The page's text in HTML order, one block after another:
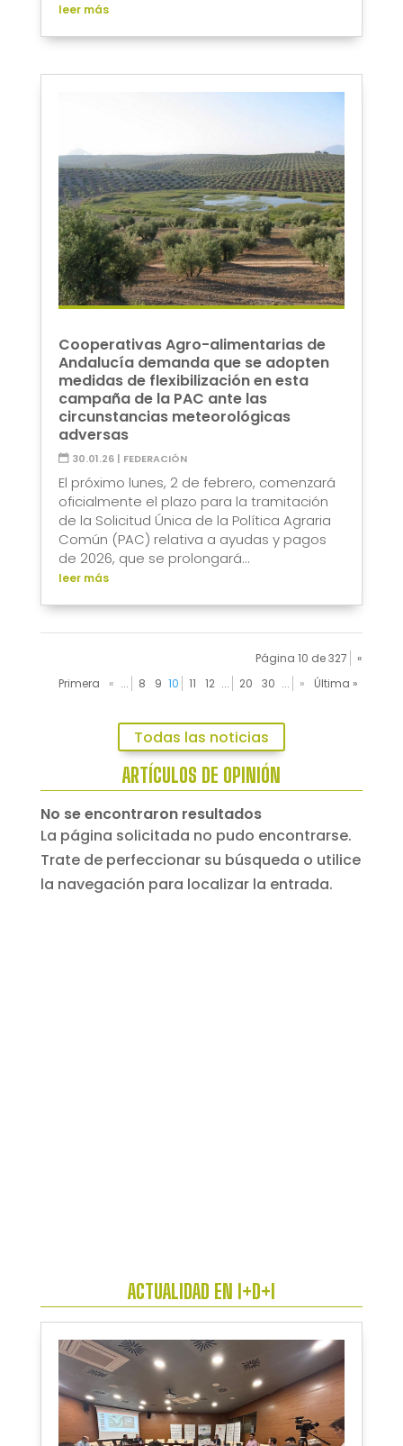
leer más
Cooperativas Agro-alimentarias de
Andalucía demanda que se adopten
medidas de flexibilización en esta
campaña de la PAC ante las
circunstancias meteorológicas
adversas
30.01.26| FEDERACIÓN
El próximo lunes, 2 de febrero, comenzará
oficialmente el plazo para la tramitación
de la Solicitud Única de la Política Agraria
Común (PAC) relativa a ayudas y pagos
de 2026, que se prolongará...
leer más
Página 10 de 327
«
Primera
« ... 8 9 10 11 12 ... 20 30 ... » Última »
Todas las noticias
ARTÍCULOS DE OPINIÓN
No se encontraron resultados
La página solicitada no pudo encontrarse.
Trate de perfeccionar su búsqueda o utilice
la navegación para localizar la entrada.
ACTUALIDAD EN I+D+I